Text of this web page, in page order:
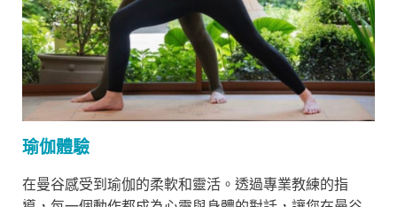
瑜伽體驗
在曼谷感受到瑜伽的柔軟和靈活。透過專業教練的指